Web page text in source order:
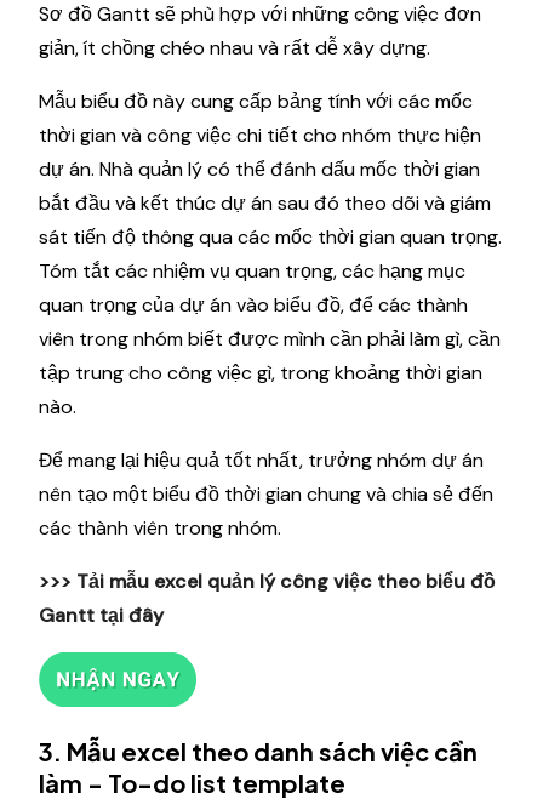
Sơ đồ Gantt sẽ phù hợp với những công việc đơn
giản, ít chồng chéo nhau và rất dễ xây dựng.
Mẫu biểu đồ này cung cấp bảng tính với các mốc
thời gian và công việc chi tiết cho nhóm thực hiện
dự án. Nhà quản lý có thể đánh dấu mốc thời gian
bắt đầu và kết thúc dự án sau đó theo dõi và giám
sát tiến độ thông qua các mốc thời gian quan trọng.
Tóm tắt các nhiệm vụ quan trọng, các hạng mục
quan trọng của dự án vào biểu đồ, để các thành
viên trong nhóm biết được mình cần phải làm gì, cần
tập trung cho công việc gì, trong khoảng thời gian
nào.
Để mang lại hiệu quả tốt nhất, trưởng nhóm dự án
nên tạo một biểu đồ thời gian chung và chia sẻ đến
các thành viên trong nhóm.
>>> Tải mẫu excel quản lý công việc theo biểu đồ
Gantt tại đây
3. Mẫu excel theo danh sách việc cần
làm - To-do list template